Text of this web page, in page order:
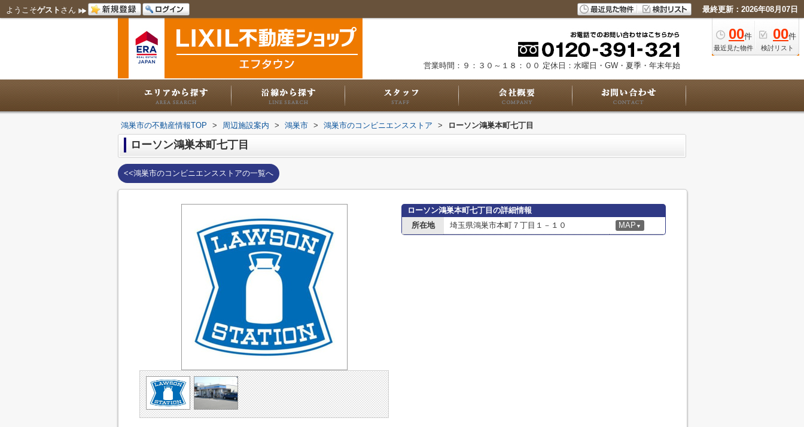
ようこそゲスト さん 最終更新：2026年08月07日
00件
最近見た物件
00件
検討リスト
営業時間：９：３０～１８：００ 定休日：水曜日・GW・夏季・年末年始
鴻巣市の不動産情報TOP > 周辺施設案内 > 鴻巣市 > 鴻巣市のコンビニエンスストア > ローソン鴻巣本町七丁目
ローソン鴻巣本町七丁目
<<鴻巣市のコンビニエンスストアの一覧へ
ローソン鴻巣本町七丁目の詳細情報
所在地
埼玉県鴻巣市本町７丁目１－１０ MAP ▼